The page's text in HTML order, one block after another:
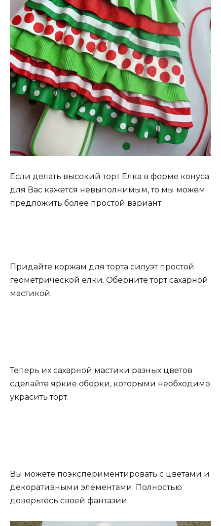
Если делать высокий торт Елка в форме конуса
для Вас кажется невыполнимым, то мы можем
предложить более простой вариант.
Придайте коржам для торта силуэт простой
геометрической елки. Оберните торт сахарной
мастикой.
Теперь их сахарной мастики разных цветов
сделайте яркие оборки, которыми необходимо
украсить торт.
Вы можете поэкспериментировать с цветами и
декоративными элементами. Полностью
доверьтесь своей фантазии.